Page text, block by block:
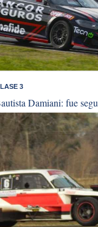
3
Damiani: fue